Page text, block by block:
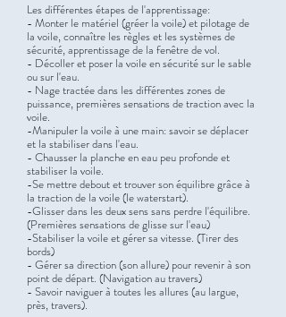
Les différentes étapes de l'apprentissage:
- Monter le matériel (gréer la voile) et pilotage de
la voile, connaître les règles et les systèmes de
sécurité, apprentissage de la fenêtre de vol.
- Décoller et poser la voile en sécurité sur le sable
ou sur l'eau.
- Nage tractée dans les différentes zones de
puissance, premières sensations de traction avec la
voile.
-Manipuler la voile à une main: savoir se déplacer
et la stabiliser dans l'eau.
- Chausser la planche en eau peu profonde et
stabiliser la voile.
-Se mettre debout et trouver son équilibre grâce à
la traction de la voile (le waterstart).
-Glisser dans les deux sens sans perdre l'équilibre.
(Premières sensations de glisse sur l'eau)
-Stabiliser la voile et gérer sa vitesse. (Tirer des
bords)
- Gérer sa direction (son allure) pour revenir à son
point de départ. (Navigation au travers)
- Savoir naviguer à toutes les allures (au largue,
près, travers).